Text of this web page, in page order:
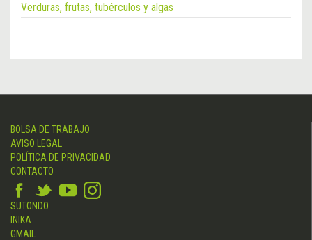
Verduras, frutas, tubérculos y algas
BOLSA DE TRABAJO
AVISO LEGAL
POLÍTICA DE PRIVACIDAD
CONTACTO
SUTONDO
INIKA
GMAIL